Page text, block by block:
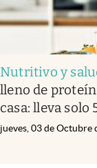
Nutritivo y
lleno de
casa: lleva solo
jueves, 03 de Octubre